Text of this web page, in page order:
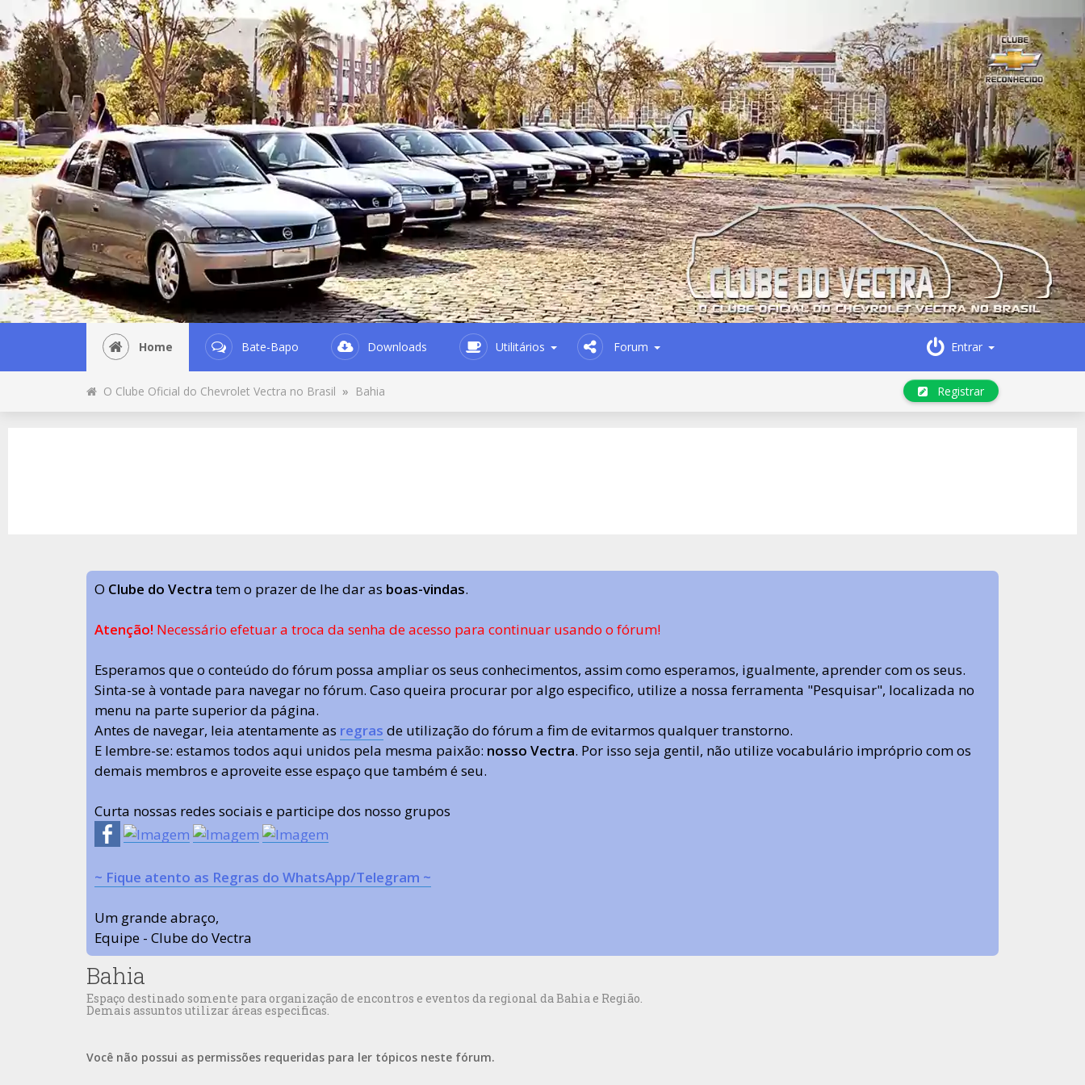
Home Bate-Bapo Downloads Utilitários Forum Entrar
O Clube Oficial do Chevrolet Vectra no Brasil » Bahia Registrar
O Clube do Vectra tem o prazer de lhe dar as boas-vindas.
Atenção! Necessário efetuar a troca da senha de acesso para continuar usando o fórum!
Esperamos que o conteúdo do fórum possa ampliar os seus conhecimentos, assim como esperamos, igualmente, aprender com os seus.
Sinta-se à vontade para navegar no fórum. Caso queira procurar por algo especifico, utilize a nossa ferramenta "Pesquisar", localizada no
menu na parte superior da página.
Antes de navegar, leia atentamente as regras de utilização do fórum a fim de evitarmos qualquer transtorno.
E lembre-se: estamos todos aqui unidos pela mesma paixão: nosso Vectra. Por isso seja gentil, não utilize vocabulário impróprio com os
demais membros e aproveite esse espaço que também é seu.
Curta nossas redes sociais e participe dos nosso grupos
~ Fique atento as Regras do WhatsApp/Telegram ~
Um grande abraço,
Equipe - Clube do Vectra
Bahia
Espaço destinado somente para organização de encontros e eventos da regional da Bahia e Região.
Demais assuntos utilizar áreas especificas.
Você não possui as permissões requeridas para ler tópicos neste fórum.